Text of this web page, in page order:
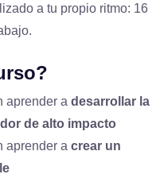
a tu propio ritmo: 16
aprender a desarrollar la
de alto impacto
aprender a crear un